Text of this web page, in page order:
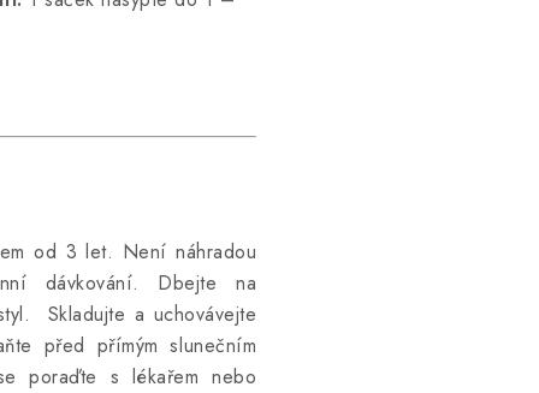
od 3 let. Není náhradou
dávkování. Dbejte na
Skladujte a uchovávejte
před přímým slunečním
poraďte s lékařem nebo